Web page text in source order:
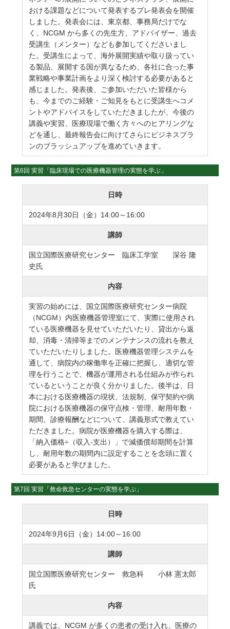
おける課題などについて発表するプレ発表会を開催
しました。発表会には、東京都、事務局だけでな
く、NCGM から多くの先生方、アドバイザー、過去
受講生（メンター）なども参加してくださいまし
た。受講生によって、海外展開実績や取り扱ってい
る製品、展開する国が異なるため、各社に合った事
業戦略や事業計画をより深く検討する必要があると
感じました。発表後、ご参加いただいた皆様から
も、今までのご経験・ご知見をもとに受講生へコメ
ントやアドバイスをしていただきましたが、今後の
講義や実習、医療現場で働く方々へのヒアリングな
どを通し、最終報告会に向けてさらにビジネスプラ
ンのブラッシュアップを進めていきます。
第6回 実習「臨床現場での医療機器管理の実態を学ぶ」
日時
2024年8月30日（金）14:00～16:00
講師
国立国際医療研究センター 臨床工学室 深谷 隆
史氏
内容
実習の始めには、国立国際医療研究センター病院
（NCGM）内医療機器管理室にて、実際に使用され
ている医療機器を見せていただいたり、貸出から返
却、消毒・清掃等までのメンテナンスの流れを教え
ていただいたりしました。医療機器管理システムを
通して、病院内の稼働率を正確に把握し、適切な管
理を行うことで、機器が運用される仕組みが作られ
ているということが良く分かりました。後半は、日
本における医療機器の現状、法規制、保守契約や病
院における医療機器の保守点検・管理、耐用年数・
期間、診療報酬などについて、講義形式で教えてい
ただきました。病院が医療機器を購入する際は、
「納入価格÷（収入-支出）」で減価償却期間を計算
し、耐用年数の期間内に設定することを念頭に置く
必要があると学びました。
第7回 実習「救命救急センターの実態を学ぶ」
日時
2024年9月6日（金）14:00～16:00
講師
国立国際医療研究センター 救急科 小林 憲太郎
氏
内容
講義では、NCGM が多くの患者の受け入れ、医療の